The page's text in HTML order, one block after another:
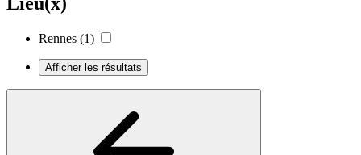
Rennes (1)
Afficher les résultats